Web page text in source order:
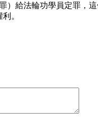
）給法輪功學員定罪，
。